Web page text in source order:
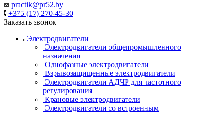
practik@pr52.by
+375 (17) 270-45-30
Заказать звонок
Электродвигатели
Электродвигатели общепромышленного
назначения
Однофазные электродвигатели
Взрывозащищенные электродвигатели
Электродвигатели АДЧР для частотного
регулирования
Крановые электродвигатели
Электродвигатели со встроенным